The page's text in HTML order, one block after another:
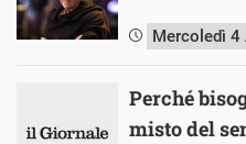
Mercoledì 4
Perché
misto del